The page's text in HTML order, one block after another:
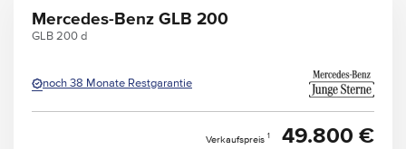
Mercedes-Benz GLB 200
GLB 200 d
noch 38 Monate Restgarantie
Verkaufspreis 1 49.800 €